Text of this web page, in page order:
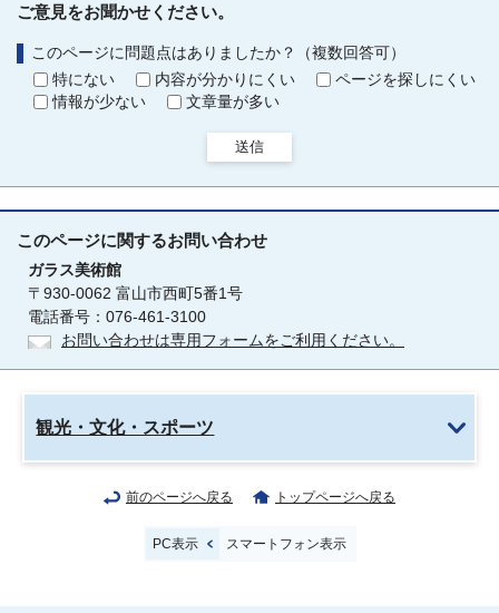
ご意見をお聞かせください。
このページに問題点はありましたか？（複数回答可）
特にない
内容が分かりにくい
ページを探しにくい
情報が少ない
文章量が多い
送信
このページに関するお問い合わせ
ガラス美術館
〒930-0062 富山市西町5番1号
電話番号：076-461-3100
お問い合わせは専用フォームをご利用ください。
観光・文化・スポーツ
前のページへ戻る トップページへ戻る
PC表示 スマートフォン表示